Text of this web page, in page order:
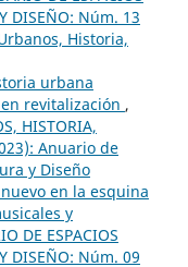
DISEÑO: Núm. 13
Historia,
urbana
revitalización ,
HISTORIA,
Anuario de
y Diseño
en la esquina
y
DE ESPACIOS
DISEÑO: Núm. 09